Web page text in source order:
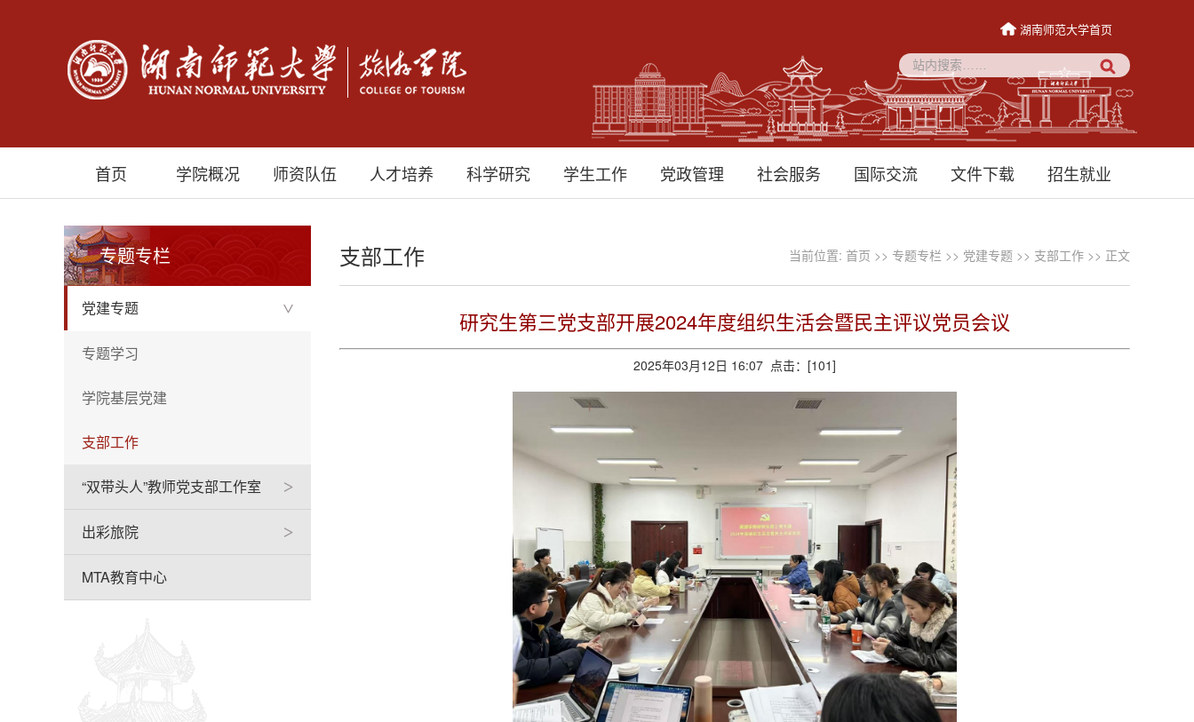
湖南师范大学首页
首页 学院概况 师资队伍 人才培养 科学研究 学生工作 党政管理 社会服务 国际交流 文件下载 招生就业
专题专栏
党建专题 >
专题学习
学院基层党建
支部工作
“双带头人”教师党支部工作室 >
出彩旅院 >
MTA教育中心
支部工作 当前位置: 首页 >> 专题专栏 >> 党建专题 >> 支部工作 >> 正文
研究生第三党支部开展2024年度组织生活会暨民主评议党员会议
2025年03月12日 16:07 点击：[101]